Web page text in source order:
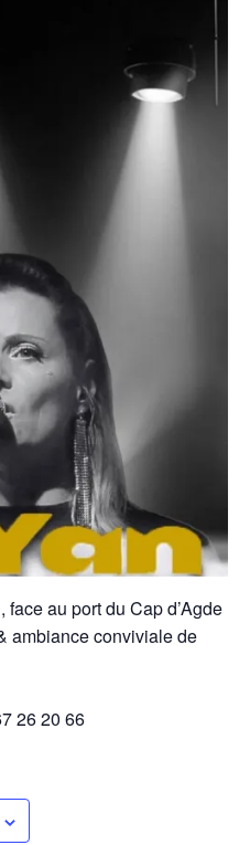
face au port du Cap d’Agde
ambiance conviviale de
26 20 66